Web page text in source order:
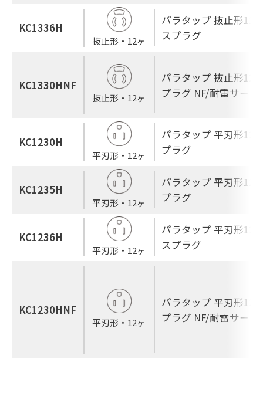
KC1336H
抜止形・12ヶ
パラタップ 抜止形12
スプラグ
KC1330HNF
抜止形・12ヶ
パラタップ 抜止形12
プラグ NF/耐雷サージ
KC1230H
平刃形・12ヶ
パラタップ 平刃形12
プラグ
KC1235H
平刃形・12ヶ
パラタップ 平刃形12
プラグ
KC1236H
平刃形・12ヶ
パラタップ 平刃形12
スプラグ
KC1230HNF
平刃形・12ヶ
パラタップ 平刃形12
プラグ NF/耐雷サージ